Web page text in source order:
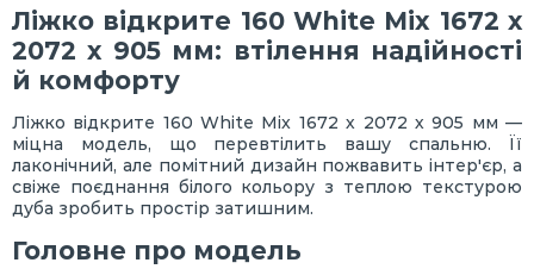
Ліжко відкрите 160 White Mix 1672 х
2072 х 905 мм: втілення надійності
й комфорту
Ліжко відкрите 160 White Mix 1672 х 2072 х 905 мм —
міцна модель, що перевтілить вашу спальню. Її
лаконічний, але помітний дизайн пожвавить інтер'єр, а
свіже поєднання білого кольору з теплою текстурою
дуба зробить простір затишним.
Головне про модель